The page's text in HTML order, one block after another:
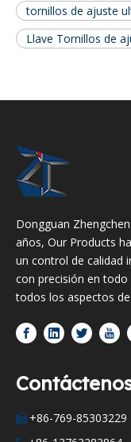
tornillos de ajuste
Llave Tornillos de
Dongguan
años, Our Products
un control de calidad
con precisión en
todos los aspectos
 +86-769-85303229